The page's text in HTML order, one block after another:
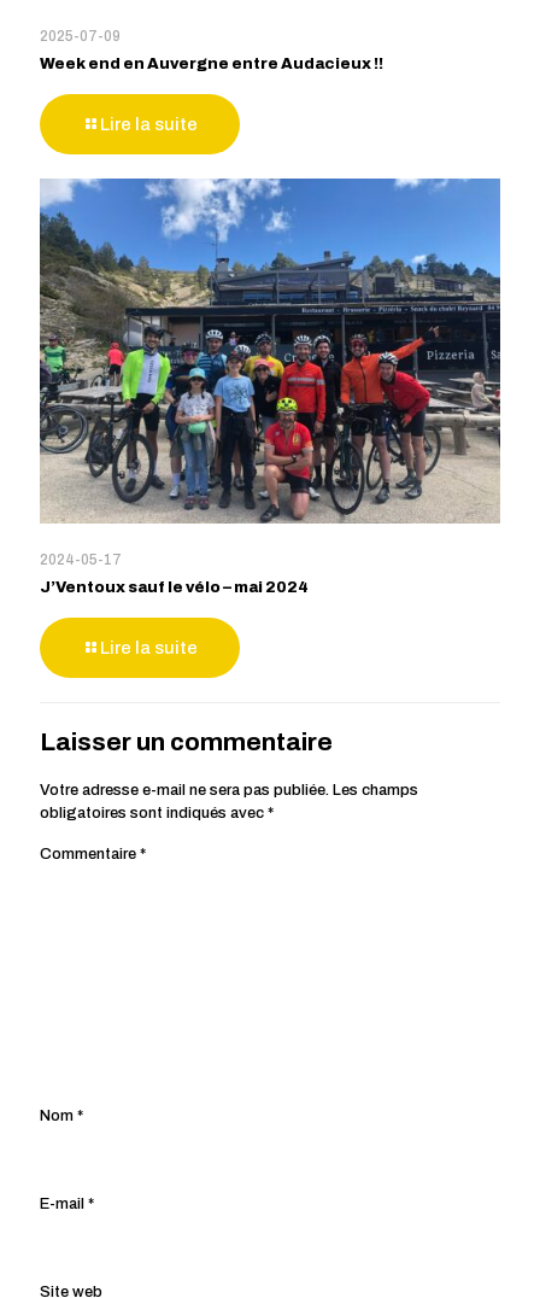
2025-07-09
Week end en Auvergne entre Audacieux !!
Lire la suite
2024-05-17
J’Ventoux sauf le vélo – mai 2024
Lire la suite
Laisser un commentaire
Votre adresse e-mail ne sera pas publiée. Les champs
obligatoires sont indiqués avec *
Commentaire *
Nom *
E-mail *
Site web